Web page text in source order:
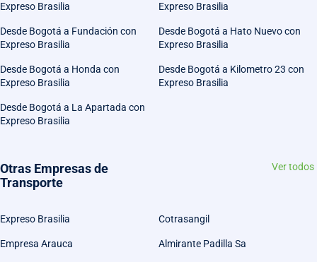
Expreso Brasilia
Expreso Brasilia
Desde Bogotá a Fundación con
Expreso Brasilia
Desde Bogotá a Hato Nuevo con
Expreso Brasilia
Desde Bogotá a Honda con
Expreso Brasilia
Desde Bogotá a Kilometro 23 con
Expreso Brasilia
Desde Bogotá a La Apartada con
Expreso Brasilia
Otras Empresas de
Transporte
Ver todos
Expreso Brasilia Cotrasangil
Empresa Arauca Almirante Padilla Sa